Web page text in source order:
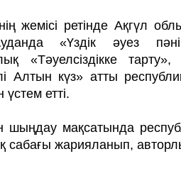
жемісі ретінде Ақгүл
«Үздік әуез
«Тәуелсіздікке
Алтын күз» атты
етті.
мақсатында
жарияланып,